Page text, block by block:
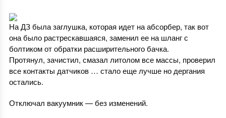
На ДЗ была заглушка, которая идет на абсорбер, так вот
она было растрескавшаяся, заменил ее на шланг с
болтиком от обратки расширительного бачка.
Протянул, зачистил, смазал литолом все массы, проверил
все контакты датчиков … стало еще лучше но дергания
остались.
Отключал вакуумник — без изменений.